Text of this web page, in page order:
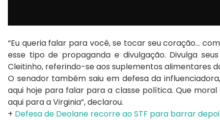
“Eu queria falar para você, se tocar seu coração…
esse tipo de propaganda e divulgação. Divulga
Cleitinho, referindo-se aos suplementos alimentares
O senador também saiu em defesa da
aqui hoje para falar para a classe política. Que
aqui para a Virginia”, declarou.
+ Defesa de Deolane recorre ao STF para barrar